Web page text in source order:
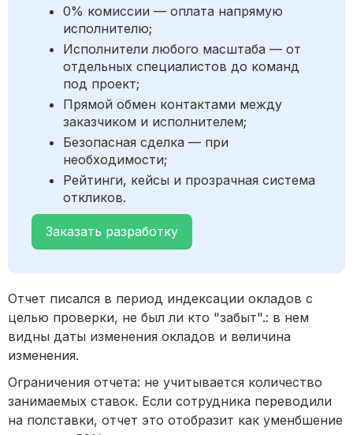
0% комиссии — оплата напрямую
исполнителю;
Исполнители любого масштаба — от
отдельных специалистов до команд
под проект;
Прямой обмен контактами между
заказчиком и исполнителем;
Безопасная сделка — при
необходимости;
Рейтинги, кейсы и прозрачная система
откликов.
Заказать разработку
Отчет писался в период индексации окладов с
целью проверки, не был ли кто "забыт".: в нем
видны даты изменения окладов и величина
изменения.
Ограничения отчета: не учитывается количество
занимаемых ставок. Если сотрудника переводили
на полставки, отчет это отобразит как уменбшение